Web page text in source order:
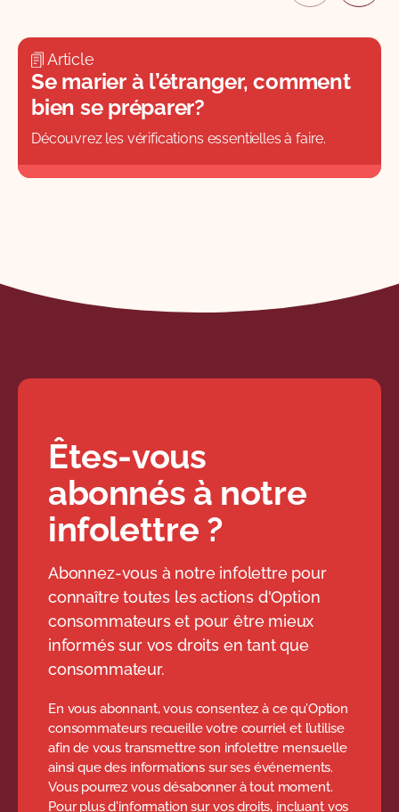
Article
Se marier à l’étranger, comment
bien se préparer?
Découvrez les vérifications essentielles à faire.
Êtes-vous
abonnés à notre
infolettre ?
Abonnez-vous à notre infolettre pour
connaître toutes les actions d'Option
consommateurs et pour être mieux
informés sur vos droits en tant que
consommateur.
En vous abonnant, vous consentez à ce qu’Option
consommateurs recueille votre courriel et l’utilise
afin de vous transmettre son infolettre mensuelle
ainsi que des informations sur ses événements.
Vous pourrez vous désabonner à tout moment.
Pour plus d'information sur vos droits, incluant vos